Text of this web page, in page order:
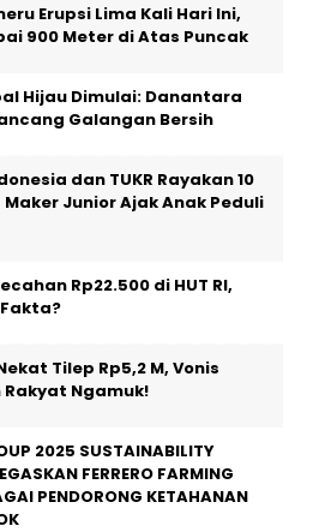
Erupsi Lima Kali Hari Ini,
900 Meter di Atas Puncak
Hijau Dimulai: Danantara
Galangan Bersih
dan TUKR Rayakan 10
Maker Junior Ajak Anak Peduli
Rp22.500 di HUT RI,
Tilep Rp5,2 M, Vonis
Rakyat Ngamuk!
2025 SUSTAINABILITY
FERRERO FARMING
PENDORONG KETAHANAN